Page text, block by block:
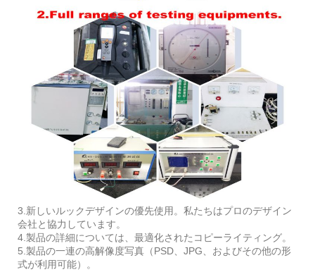
3.新しいルックデザインの優先使用。私たちはプロのデザイン
会社と協力しています。
4.製品の詳細については、最適化されたコピーライティング。
5.製品の一連の高解像度写真（PSD、JPG、およびその他の形
式が利用可能）。